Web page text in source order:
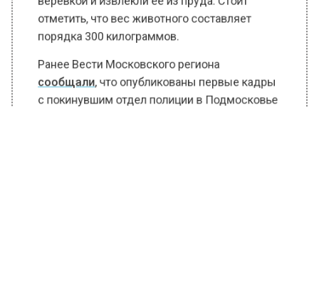
веревкой и извлекли ее из пруда. Стоит
отметить, что вес животного составляет
Ранее Вести Московского региона
сообщали, что опубликованы первые кадры